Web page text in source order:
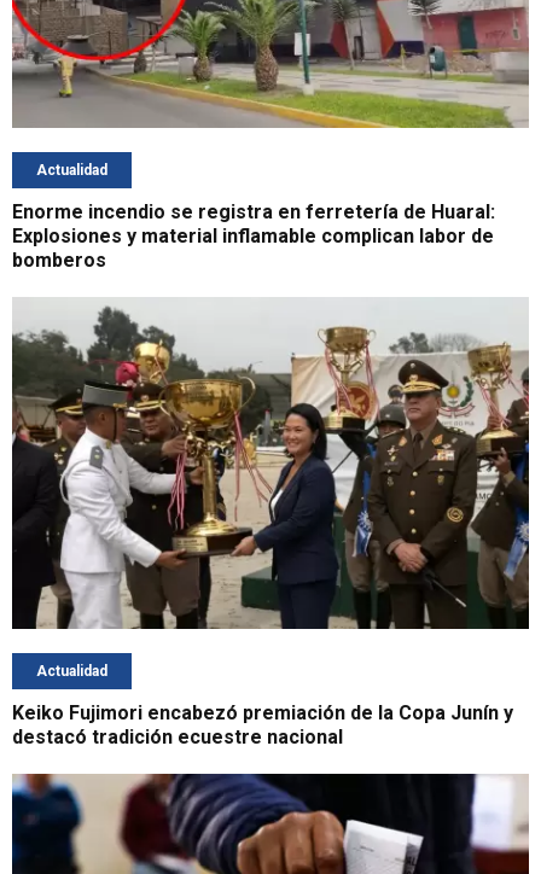
Actualidad
Enorme incendio se registra en ferretería de Huaral:
Explosiones y material inflamable complican labor de
bomberos
Actualidad
Keiko Fujimori encabezó premiación de la Copa Junín y
destacó tradición ecuestre nacional